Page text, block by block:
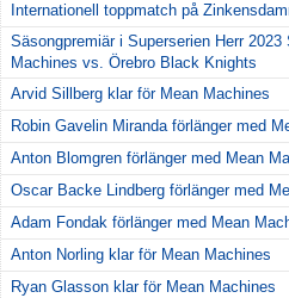
Internationell toppmatch på
Säsongpremiär i Superserien Herr
Machines vs. Örebro Black Knights
Arvid Sillberg klar för Mean Machines
Robin Gavelin Miranda förlänger med
Anton Blomgren förlänger med Mean
Oscar Backe Lindberg förlänger med
Adam Fondak förlänger med Mean
Anton Norling klar för Mean Machines
Ryan Glasson klar för Mean Machines